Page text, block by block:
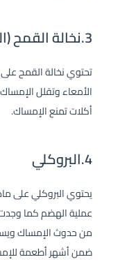
3.نخالة القمح (الردة)
تحتوي نخالة القمح
الأمعاء وتقلل
أكلات تمنع الإمساك.
4.البروكلي
يحتوي البروكلي على
عملية الهضم كما وجدت
من حدوث الإمساك
ضمن أشهر أطعمة